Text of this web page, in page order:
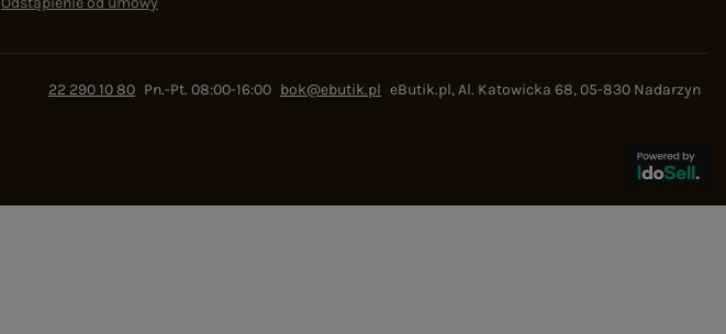
22 290 10 80 Pn.-Pt. 08:00-16:00 bok@ebutik.pl eButik.pl,Al. Katowicka 68,05-830 Nadarzyn